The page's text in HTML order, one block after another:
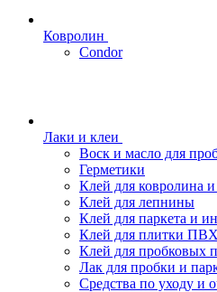
Ковролин
Condor
Лаки и клеи
Воск и масло для
Герметики
Клей для ковролина
Клей для лепнины
Клей для паркета и
Клей для плитки
Клей для пробковых
Лак для пробки и
Средства по уходу и